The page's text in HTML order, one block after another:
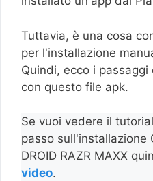
Tuttavia, è una cosa
per l'installazione
Quindi, ecco i
con questo file apk.
Se vuoi vedere il
passo sull'installazione
DROID RAZR MAXX
video.